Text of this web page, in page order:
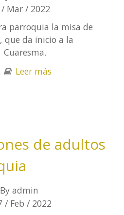
Mar / 2022
parroquia la misa de
que da inicio a la
Cuaresma.
Leer más
de adultos
By admin
/ Feb / 2022